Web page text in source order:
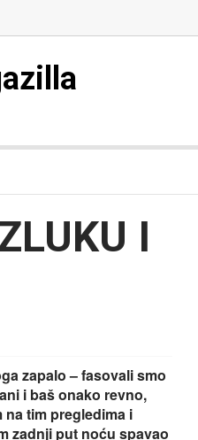
I
zapalo – fasovali smo
i baš onako revno,
tim pregledima i
zadnji put noću spavao